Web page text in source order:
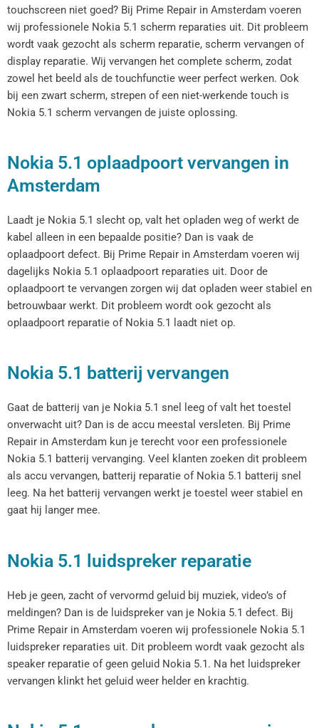
touchscreen niet goed? Bij Prime Repair in Amsterdam voeren
wij professionele Nokia 5.1 scherm reparaties uit. Dit probleem
wordt vaak gezocht als scherm reparatie, scherm vervangen of
display reparatie. Wij vervangen het complete scherm, zodat
zowel het beeld als de touchfunctie weer perfect werken. Ook
bij een zwart scherm, strepen of een niet-werkende touch is
Nokia 5.1 scherm vervangen de juiste oplossing.
Nokia 5.1 oplaadpoort vervangen in
Amsterdam
Laadt je Nokia 5.1 slecht op, valt het opladen weg of werkt de
kabel alleen in een bepaalde positie? Dan is vaak de
oplaadpoort defect. Bij Prime Repair in Amsterdam voeren wij
dagelijks Nokia 5.1 oplaadpoort reparaties uit. Door de
oplaadpoort te vervangen zorgen wij dat opladen weer stabiel en
betrouwbaar werkt. Dit probleem wordt ook gezocht als
oplaadpoort reparatie of Nokia 5.1 laadt niet op.
Nokia 5.1 batterij vervangen
Gaat de batterij van je Nokia 5.1 snel leeg of valt het toestel
onverwacht uit? Dan is de accu meestal versleten. Bij Prime
Repair in Amsterdam kun je terecht voor een professionele
Nokia 5.1 batterij vervanging. Veel klanten zoeken dit probleem
als accu vervangen, batterij reparatie of Nokia 5.1 batterij snel
leeg. Na het batterij vervangen werkt je toestel weer stabiel en
gaat hij langer mee.
Nokia 5.1 luidspreker reparatie
Heb je geen, zacht of vervormd geluid bij muziek, video’s of
meldingen? Dan is de luidspreker van je Nokia 5.1 defect. Bij
Prime Repair in Amsterdam voeren wij professionele Nokia 5.1
luidspreker reparaties uit. Dit probleem wordt vaak gezocht als
speaker reparatie of geen geluid Nokia 5.1. Na het luidspreker
vervangen klinkt het geluid weer helder en krachtig.